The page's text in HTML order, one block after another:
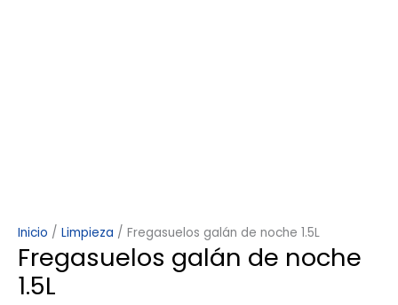
Inicio / Limpieza / Fregasuelos galán de noche 1.5L
Fregasuelos galán de noche
1.5L